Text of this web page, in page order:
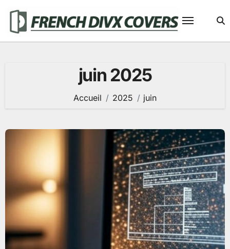
contenu
juin 2025
Accueil 2025 juin